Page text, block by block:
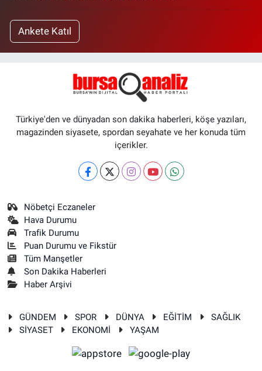
Ankete Katıl
Türkiye'den ve dünyadan son dakika haberleri, köşe yazıları,
magazinden siyasete, spordan seyahate ve her konuda tüm
içerikler.
Nöbetçi Eczaneler
Hava Durumu
Trafik Durumu
Puan Durumu ve Fikstür
Tüm Manşetler
Son Dakika Haberleri
Haber Arşivi
GÜNDEM SPOR DÜNYA EĞİTİM
SAĞLIK
SİYASET
EKONOMİ YAŞAM